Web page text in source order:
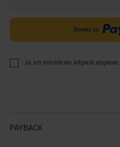
Ja, ich möchte ein Altgerät abgeben.
PAYBACK